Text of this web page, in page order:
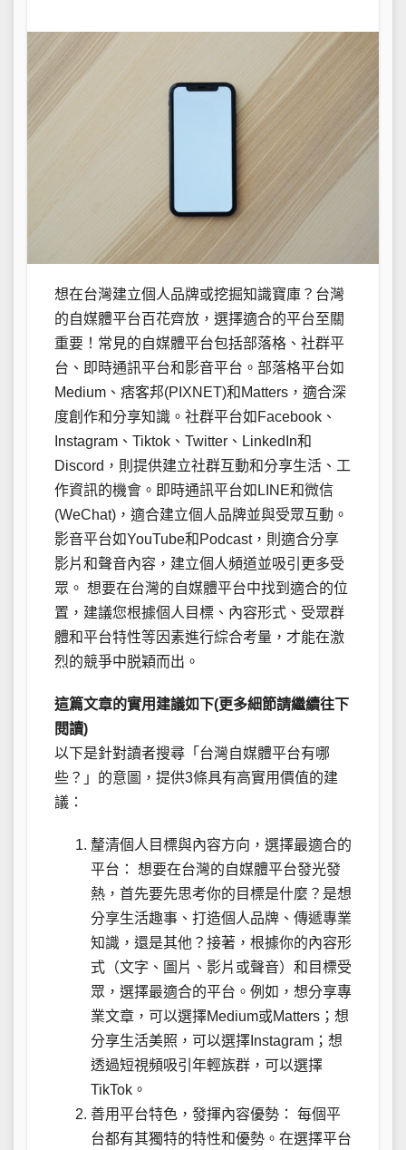
想在台灣建立個人品牌或挖掘知識寶庫？台灣
的自媒體平台百花齊放，選擇適合的平台至關
重要！常見的自媒體平台包括部落格、社群平
台、即時通訊平台和影音平台。部落格平台如
Medium、痞客邦(PIXNET)和Matters，適合深
度創作和分享知識。社群平台如Facebook、
Instagram、Tiktok、Twitter、LinkedIn和
Discord，則提供建立社群互動和分享生活、工
作資訊的機會。即時通訊平台如LINE和微信
(WeChat)，適合建立個人品牌並與受眾互動。
影音平台如YouTube和Podcast，則適合分享
影片和聲音內容，建立個人頻道並吸引更多受
眾。 想要在台灣的自媒體平台中找到適合的位
置，建議您根據個人目標、內容形式、受眾群
體和平台特性等因素進行綜合考量，才能在激
烈的競爭中脱穎而出。
這篇文章的實用建議如下(更多細節請繼續往下
閱讀)
以下是針對讀者搜尋「台灣自媒體平台有哪
些？」的意圖，提供3條具有高實用價值的建
議：
釐清個人目標與內容方向，選擇最適合的
平台： 想要在台灣的自媒體平台發光發
熱，首先要先思考你的目標是什麼？是想
分享生活趣事、打造個人品牌、傳遞專業
知識，還是其他？接著，根據你的內容形
式（文字、圖片、影片或聲音）和目標受
眾，選擇最適合的平台。例如，想分享專
業文章，可以選擇Medium或Matters；想
分享生活美照，可以選擇Instagram；想
透過短視頻吸引年輕族群，可以選擇
TikTok。
善用平台特色，發揮內容優勢： 每個平
台都有其獨特的特性和優勢。在選擇平台